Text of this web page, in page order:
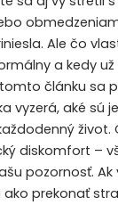
Ale čo
a kedy
článku sa
vyzerá, aké sú
život.
diskomfort –
pozornosť.
prekonať